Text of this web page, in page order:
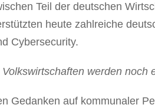
Teil der deutschen
heute zahlreiche
Cybersecurity.
werden noch
Gedanken auf kommunaler